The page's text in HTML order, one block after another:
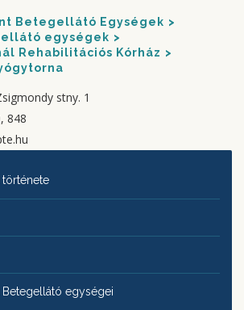
Betegellátó Egységek
egységek
Rehabilitációs Kórház
stny. 1
848
története
egységei